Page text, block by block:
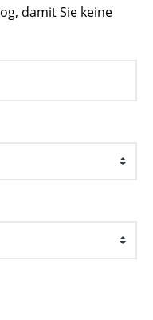
damit Sie keine